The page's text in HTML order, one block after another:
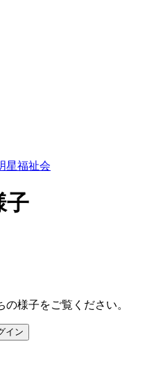
子
様子をご覧ください。